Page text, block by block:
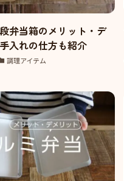
弁当箱のメリット・デ
入れの仕方も紹介
調理アイテム